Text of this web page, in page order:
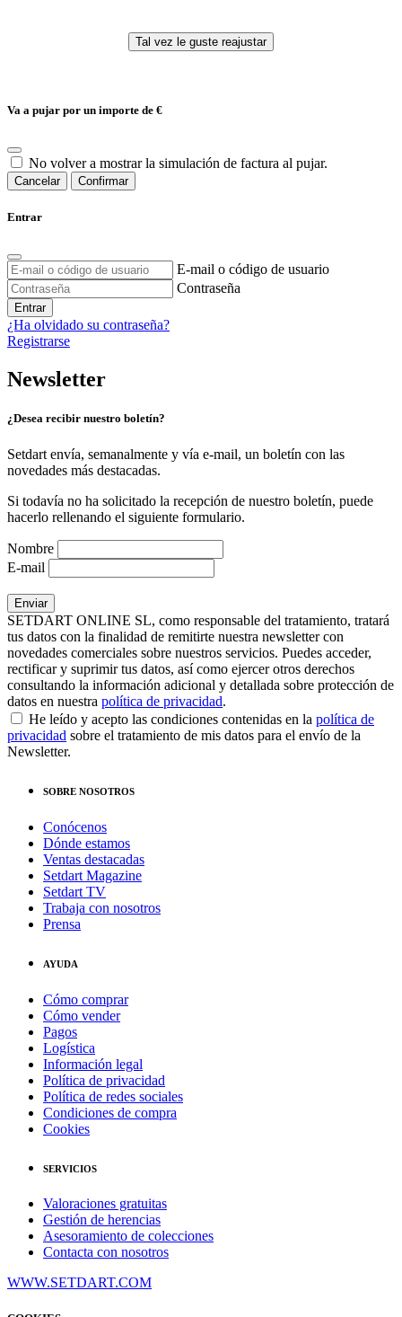
Va a pujar por un importe de €
No volver a mostrar la simulación de factura al pujar.
Cancelar Confirmar
Entrar
E-mail o código de usuario
Contraseña
Entrar
¿Ha olvidado su contraseña?
Registrarse
Newsletter
¿Desea recibir nuestro boletín?
Setdart envía, semanalmente y vía e-mail, un boletín con las
novedades más destacadas.
Si todavía no ha solicitado la recepción de nuestro boletín, puede
hacerlo rellenando el siguiente formulario.
Nombre
E-mail
SETDART ONLINE SL, como responsable del tratamiento, tratará
tus datos con la finalidad de remitirte nuestra newsletter con
novedades comerciales sobre nuestros servicios. Puedes acceder,
rectificar y suprimir tus datos, así como ejercer otros derechos
consultando la información adicional y detallada sobre protección de
datos en nuestra política de privacidad.
He leído y acepto las condiciones contenidas en la política de
privacidad sobre el tratamiento de mis datos para el envío de la
Newsletter.
SOBRE NOSOTROS
Conócenos
Dónde estamos
Ventas destacadas
Setdart Magazine
Setdart TV
Trabaja con nosotros
Prensa
AYUDA
Cómo comprar
Cómo vender
Pagos
Logística
Información legal
Política de privacidad
Política de redes sociales
Condiciones de compra
Cookies
SERVICIOS
Valoraciones gratuitas
Gestión de herencias
Asesoramiento de colecciones
Contacta con nosotros
WWW.SETDART.COM